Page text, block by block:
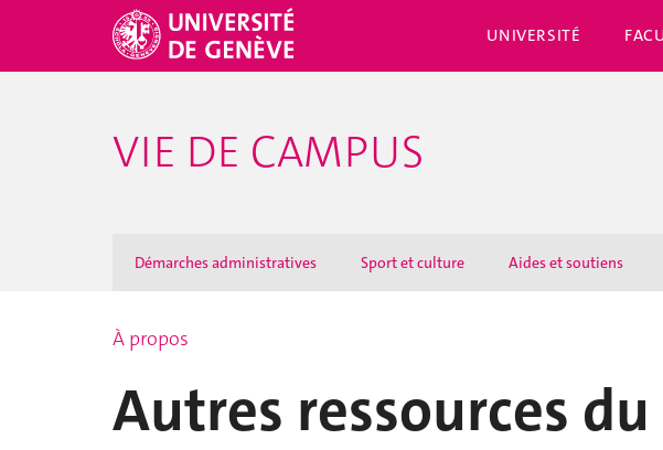
UNIVERSITÉ
VIE DE CAMPUS
Démarches administratives Sport et culture Aides et soutiens
À propos
Autres ressources